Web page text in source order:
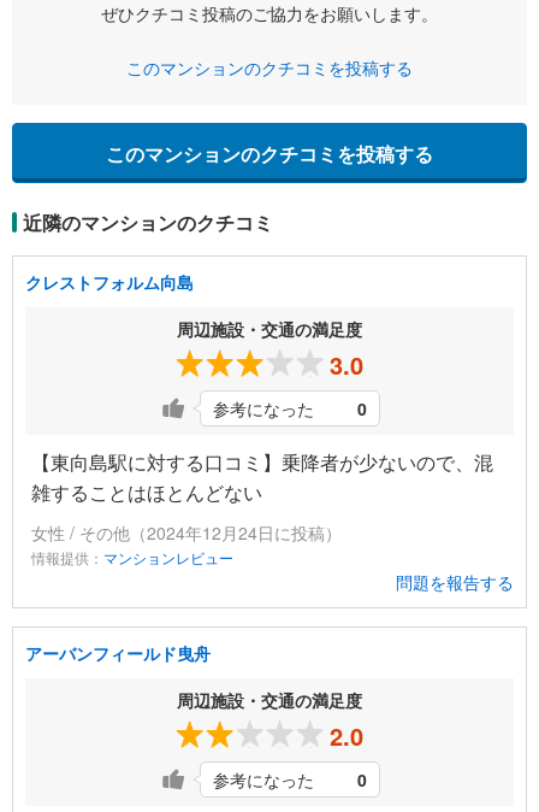
ぜひクチコミ投稿のご協力をお願いします。
このマンションのクチコミを投稿する
このマンションのクチコミを投稿する
近隣のマンションのクチコミ
クレストフォルム向島
周辺施設・交通の満足度
3.0
参考になった 0
【東向島駅に対する口コミ】乗降者が少ないので、混
雑することはほとんどない
女性 / その他（2024年12月24日に投稿）
情報提供： マンションレビュー
問題を報告する
アーバンフィールド曳舟
周辺施設・交通の満足度
2.0
参考になった 0